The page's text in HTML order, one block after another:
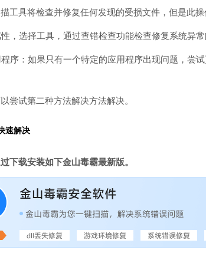
工具将检查并修复任何发现的受损文件，但是此操
，选择工具，通过查错检查功能检查修复系统异常
序：如果只有一个特定的应用程序出现问题，尝
尝试第二种方法解决方法解决。
速解决
下载安装如下金山毒霸最新版。